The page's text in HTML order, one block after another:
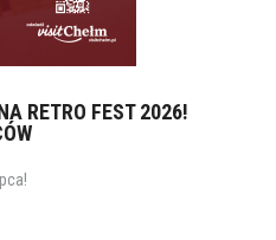
RETRO FEST 2026!